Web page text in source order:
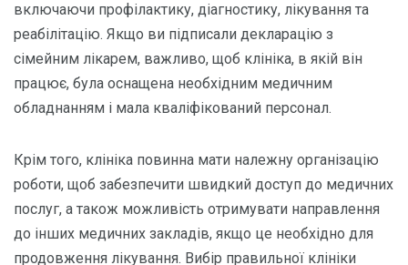
включаючи профілактику, діагностику, лікування та
реабілітацію. Якщо ви підписали декларацію з
сімейним лікарем, важливо, щоб клініка, в якій він
працює, була оснащена необхідним медичним
обладнанням і мала кваліфікований персонал.
Крім того, клініка повинна мати належну організацію
роботи, щоб забезпечити швидкий доступ до медичних
послуг, а також можливість отримувати направлення
до інших медичних закладів, якщо це необхідно для
продовження лікування. Вибір правильної клініки